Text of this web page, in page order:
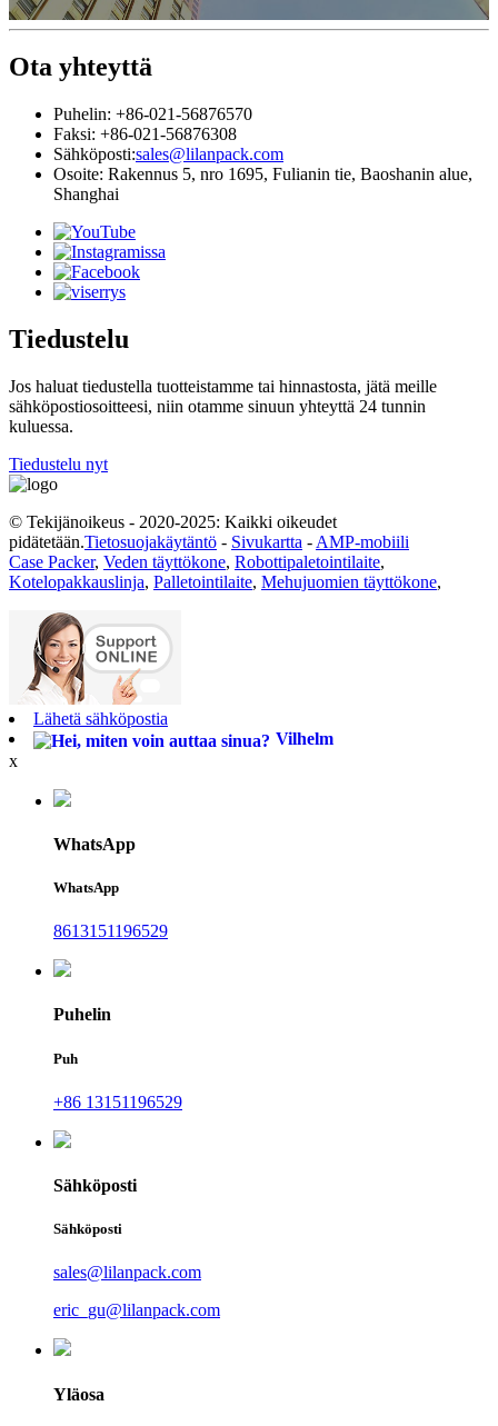
Ota yhteyttä
Puhelin: +86-021-56876570
Faksi: +86-021-56876308
Sähköposti:sales@lilanpack.com
Osoite: Rakennus 5, nro 1695, Fulianin tie, Baoshanin alue,
Shanghai
Tiedustelu
Jos haluat tiedustella tuotteistamme tai hinnastosta, jätä meille
sähköpostiosoitteesi, niin otamme sinuun yhteyttä 24 tunnin
kuluessa.
Tiedustelu nyt
© Tekijänoikeus - 2020-2025: Kaikki oikeudet
pidätetään.Tietosuojakäytäntö - Sivukartta - AMP-mobiili
Case Packer, Veden täyttökone, Robottipaletointilaite,
Kotelopakkauslinja, Palletointilaite, Mehujuomien täyttökone,
Lähetä sähköpostia
Vilhelm
x
WhatsApp
WhatsApp
8613151196529
Puhelin
Puh
+86 13151196529
Sähköposti
Sähköposti
sales@lilanpack.com
eric_gu@lilanpack.com
Yläosa